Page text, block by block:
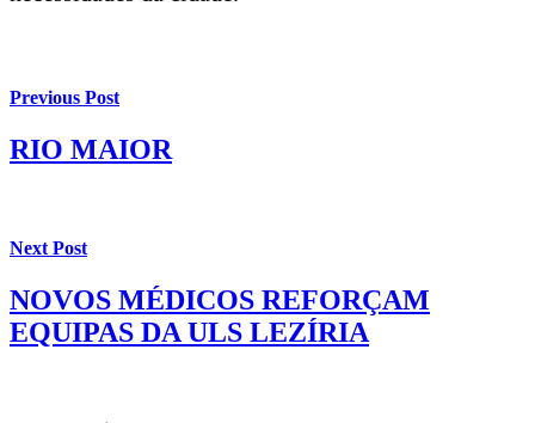
Previous Post
RIO MAIOR
Next Post
NOVOS MÉDICOS REFORÇAM
EQUIPAS DA ULS LEZÍRIA